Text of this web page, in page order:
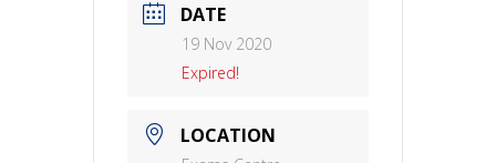
DATE
19 Nov 2020
Expired!
LOCATION